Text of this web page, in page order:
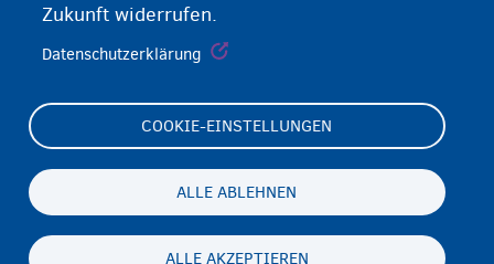
Zukunft widerrufen.
Datenschutzerklärung
COOKIE-EINSTELLUNGEN
ALLE ABLEHNEN
ALLE AKZEPTIEREN
Footer
(menu)
Cookie Settings